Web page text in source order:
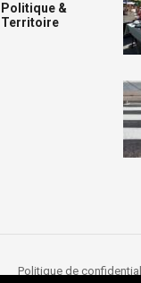
Politique &
Territoire
Politique de